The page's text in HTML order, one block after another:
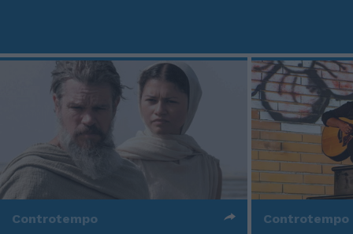
Controtempo Controtempo